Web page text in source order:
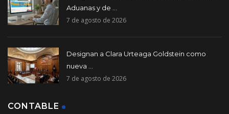
Aduanas y de ...
7 de agosto de 2026
Designan a Clara Urteaga Goldstein como
nueva ...
7 de agosto de 2026
CONTABLE